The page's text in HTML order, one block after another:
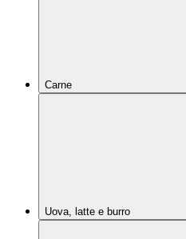
Carne
Uova, latte e burro